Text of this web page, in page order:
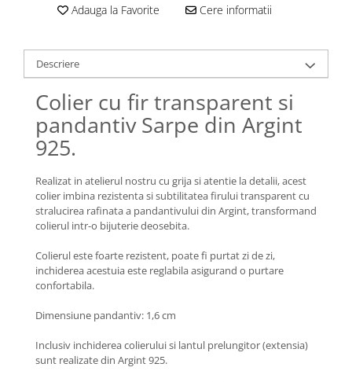
Lănțișoare Argint Diverse
Coliere cu Perle Naturale
Coliere cu Perle Preciosa
COLIERE ȘNUR REGLABIL
Coliere cu Inimioare
Coliere cu Cruce
Coliere cu Soare
Coliere cu Semilună
Coliere cu Zodii
Coliere cu Animale
Coliere cu Molecule
BRĂȚĂRI CU ȘNUR REGLABIL
Brățări din Aur cu șnur reglabil
Adauga la Favorite Cere informatii
Descriere
Colier cu fir transparent si
pandantiv Sarpe din Argint
925.
Realizat in atelierul nostru cu grija si atentie la detalii, acest
colier imbina rezistenta si subtilitatea firului transparent cu
stralucirea rafinata a pandantivului din Argint, transformand
colierul intr-o bijuterie deosebita.
Colierul este foarte rezistent, poate fi purtat zi de zi,
inchiderea acestuia este reglabila asigurand o purtare
confortabila.
Dimensiune pandantiv: 1,6 cm
Inclusiv inchiderea colierului si lantul prelungitor (extensia)
sunt realizate din Argint 925.